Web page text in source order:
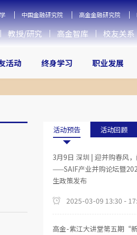
中国金融研究院 高金金融研究院
教授/研究 高金智库 校友关系
活动 终身学习 职业发展
活动预告 活动回顾
3月9日 深圳 | 迎并购春风
——SAIF产业并购论坛暨
生政策发布
2025-03-09 13:30 -
高金-紫江大讲堂第五期“